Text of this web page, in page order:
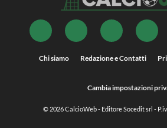
Chi siamo Redazione e Contatti
Cambia impostazioni
© 2026CalcioWeb- Editore Socedit srl -